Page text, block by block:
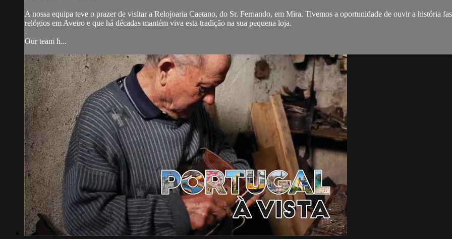
A nossa equipa teve o prazer de visitar a Relojoaria Caetano, do Sr. Fernando, em Mira. Tivemos a oportunidade de ouvir a história
relógios em Aveiro e que há décadas mantém viva esta tradição na sua pequena loja.
-
Our team h...